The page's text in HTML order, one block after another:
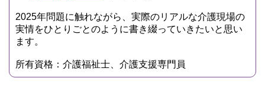
2025年問題に触れながら、実際のリアルな介護現場の
実情をひとりごとのように書き綴っていきたいと思い
ます。
所有資格：介護福祉士、介護支援専門員